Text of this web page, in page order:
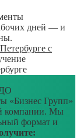
дней — и
с
«Бизнес Групп»
компании. Мы
формат и